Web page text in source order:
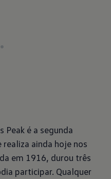
Peak é a segunda
ainda hoje nos
em 1916, durou três
participar. Qualquer